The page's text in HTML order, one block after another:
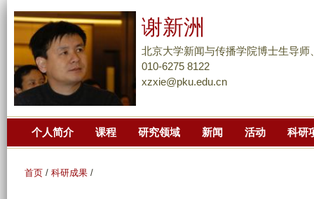
到
主
要
谢新洲
北京大学新闻与传播学院博士生导师
010-6275 8122
xzxie@pku.edu.cn
个人简介 课程 研究领域 新闻 活动 科研
首页 / 科研成果 /